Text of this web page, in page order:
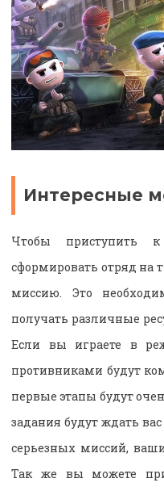
Интересные
Чтобы приступить
сформировать отряд на
миссию. Это
получать различные
Если вы играете в
противниками будут
первые этапы будут
задания будут ждать
серьезных миссий,
Так же вы можете